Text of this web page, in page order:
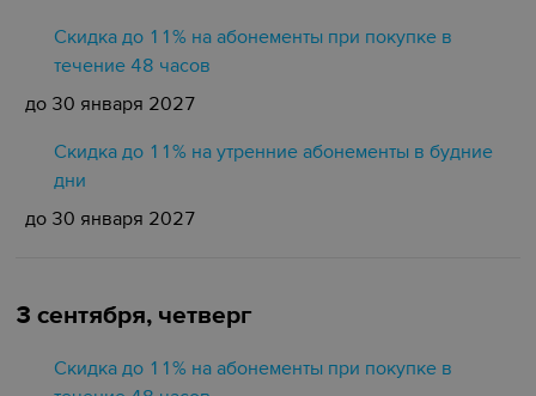
Скидка до 11% на абонементы при покупке в
течение 48 часов
до 30 января 2027
Скидка до 11% на утренние абонементы в будние
дни
до 30 января 2027
3 сентября, четверг
Скидка до 11% на абонементы при покупке в